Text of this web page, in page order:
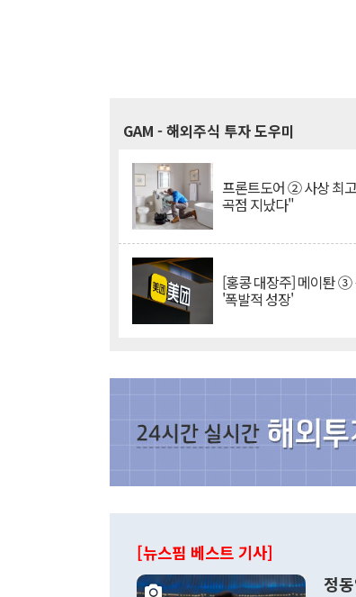
GAM - 해외주식 투자 도우미
프론트도어 ② 사상 최
곡점 지났다"
[홍콩 대장주] 메이퇀 ③
'폭발적 성장'
[뉴스핌 베스트 기사]
정